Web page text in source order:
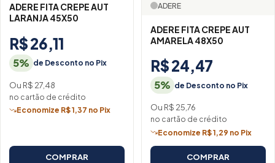
ADERE FITA CREPE AUT
LARANJA 45X50
R$ 26,11
5% de Desconto no Pix
Ou R$ 27,48
no cartão de crédito
Economize R$ 1,37 no Pix
COMPRAR
ADERE
ADERE FITA CREPE AUT
AMARELA 48X50
R$ 24,47
5% de Desconto no Pix
Ou R$ 25,76
no cartão de crédito
Economize R$ 1,29 no Pix
COMPRAR